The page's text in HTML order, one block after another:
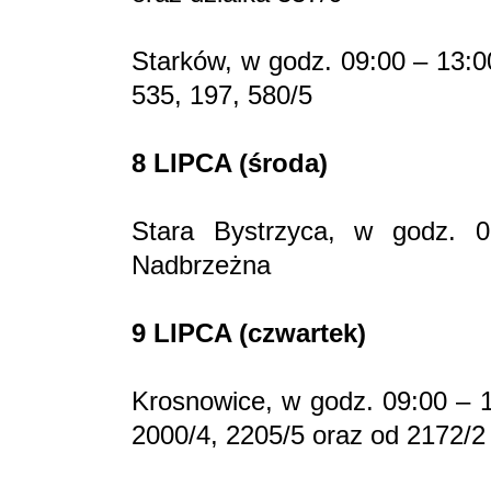
Starków, w godz. 09:00 –
535, 197, 580/5
8 LIPCA (środa)
Stara Bystrzyca, w godz.
Nadbrzeżna
9 LIPCA (czwartek)
Krosnowice, w godz. 09:00 –
2000/4, 2205/5 oraz od 2172/